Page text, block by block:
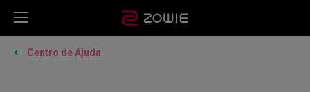
Centro de Ajuda